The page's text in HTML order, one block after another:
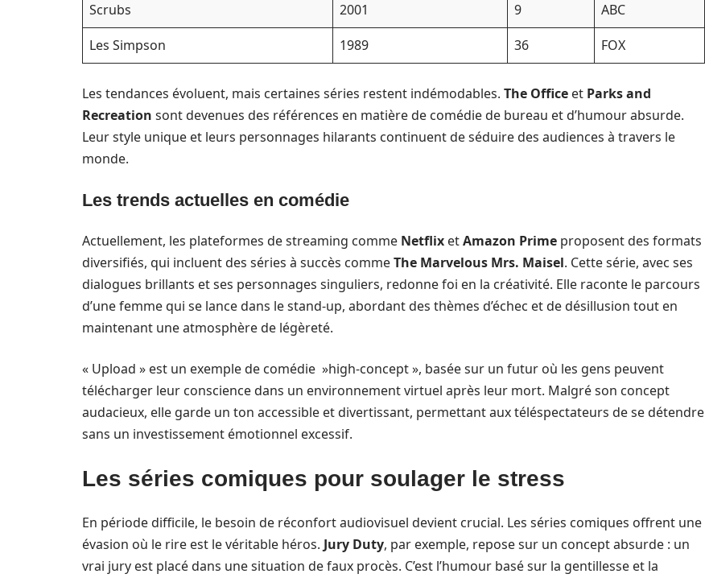
Scrubs
2001 9
ABC
Les Simpson
1989 36 FOX
Les tendances évoluent, mais certaines séries restent indémodables. The Office et Parks and
Recreation sont devenues des références en matière de comédie de bureau et d’humour absurde.
Leur style unique et leurs personnages hilarants continuent de séduire des audiences à travers le
monde.
Les trends actuelles en comédie
Actuellement, les plateformes de streaming comme Netflix etAmazon Prime proposent des formats
diversifiés, qui incluent des séries à succès commeThe Marvelous Mrs. Maisel. Cette série, avec ses
dialogues brillants et ses personnages singuliers, redonne foi en la créativité. Elle raconte le parcours
d’une femme qui se lance dans le stand-up, abordant des thèmes d’échec et de désillusion tout en
maintenant une atmosphère de légèreté.
« Upload » est un exemple de comédie »high-concept », basée sur un futur où les gens peuvent
télécharger leur conscience dans un environnement virtuel après leur mort. Malgré son concept
audacieux, elle garde un ton accessible et divertissant, permettant aux téléspectateurs de se détendre
sans un investissement émotionnel excessif.
Les séries comiques pour soulager le stress
En période difficile, le besoin de réconfort audiovisuel devient crucial. Les séries comiques offrent une
évasion où le rire est le véritable héros. Jury Duty, par exemple, repose sur un concept absurde : un
vrai jury est placé dans une situation de faux procès. C’est l’humour basé sur la gentillesse et la